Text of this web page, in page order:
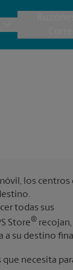
Embalaje
Postales
Comerciales
los Servicios
los centros
todas sus
Store® recojan,
a su destino
necesita